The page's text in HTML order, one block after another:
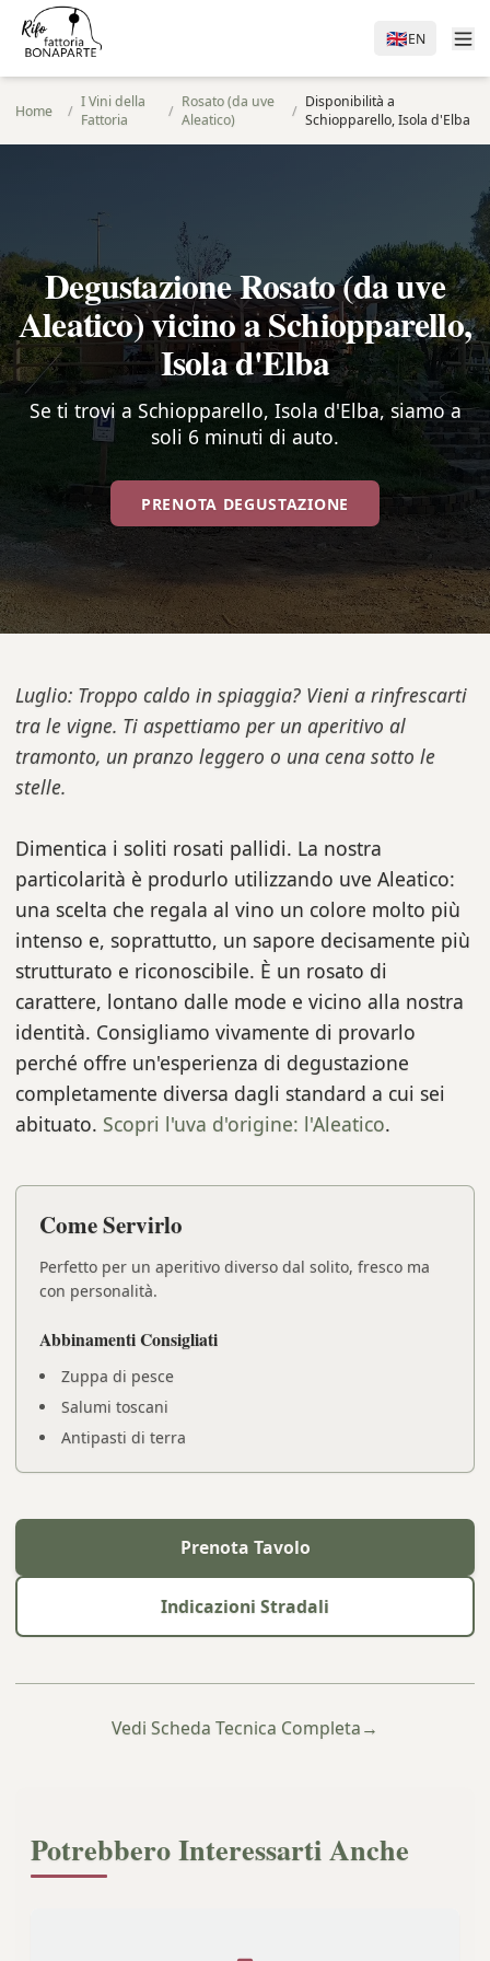
🇬🇧EN
Home / I Vini della
Fattoria
/ Rosato (da uve
Aleatico)
/ Disponibilità a
Schiopparello, Isola d'Elba
Degustazione Rosato (da uve
Aleatico) vicino a Schiopparello,
Isola d'Elba
Se ti trovi a Schiopparello, Isola d'Elba, siamo a
soli 6 minuti di auto.
PRENOTA DEGUSTAZIONE
Luglio: Troppo caldo in spiaggia? Vieni a rinfrescarti
tra le vigne. Ti aspettiamo per un aperitivo al
tramonto, un pranzo leggero o una cena sotto le
stelle.
Dimentica i soliti rosati pallidi. La nostra
particolarità è produrlo utilizzando uve Aleatico:
una scelta che regala al vino un colore molto più
intenso e, soprattutto, un sapore decisamente più
strutturato e riconoscibile. È un rosato di
carattere, lontano dalle mode e vicino alla nostra
identità. Consigliamo vivamente di provarlo
perché offre un'esperienza di degustazione
completamente diversa dagli standard a cui sei
abituato. Scopri l'uva d'origine: l'Aleatico.
Come Servirlo
Perfetto per un aperitivo diverso dal solito, fresco ma
con personalità.
Abbinamenti Consigliati
Zuppa di pesce
Salumi toscani
Antipasti di terra
Prenota Tavolo
Indicazioni Stradali
Vedi Scheda Tecnica Completa→
Potrebbero Interessarti Anche